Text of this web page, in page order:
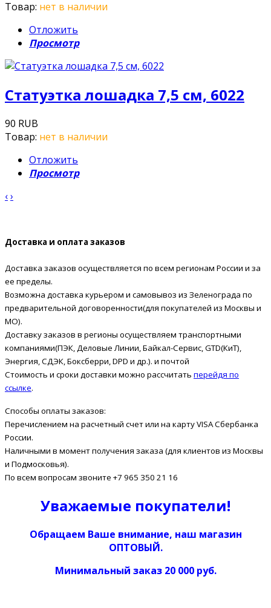
Товар: нет в наличии
Отложить
Просмотр
Статуэтка лошадка 7,5 см, 6022
90 RUB
Товар: нет в наличии
Отложить
Просмотр
‹›
Доставка и оплата заказов
Доставка заказов осуществляется по всем регионам России и за
ее пределы.
Возможна доставка курьером и самовывоз из Зеленограда по
предварительной договоренности(для покупателей из Москвы и
МО).
Доставку заказов в регионы осуществляем транспортными
компаниями(ПЭК, Деловые Линии, Байкал-Сервис, GTD(КиТ),
Энергия, СДЭК, Боксберри, DPD и др.). и почтой
Стоимость и сроки доставки можно рассчитать перейдя по
ссылке.
Способы оплаты заказов:
Перечислением на расчетный счет или на карту VISA Сбербанка
России.
Наличными в момент получения заказа (для клиентов из Москвы
и Подмосковья).
По всем вопросам звоните +7 965 350 21 16
Уважаемые покупатели!
Обращаем Ваше внимание, наш магазин
ОПТОВЫЙ.
Минимальный заказ 20 000 руб.